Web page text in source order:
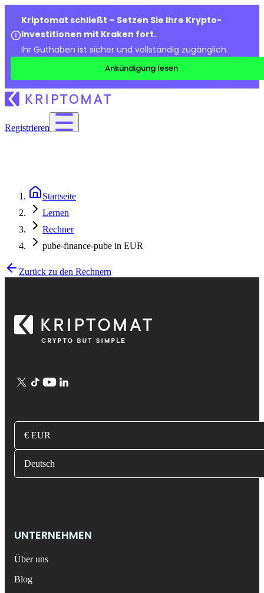
Kriptomat schließt – Setzen Sie Ihre Krypto-
Investitionen mit Kraken fort.
Ihr Guthaben ist sicher und vollständig zugänglich.
Ankündigung lesen
Registrieren
Startseite
Lernen
Rechner
pube-finance-pube in EUR
Zurück zu den Rechnern
€ EUR
Deutsch
UNTERNEHMEN
Über uns
Blog